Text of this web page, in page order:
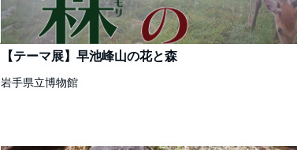
【テーマ展】早池峰山の花と森
岩手県立博物館